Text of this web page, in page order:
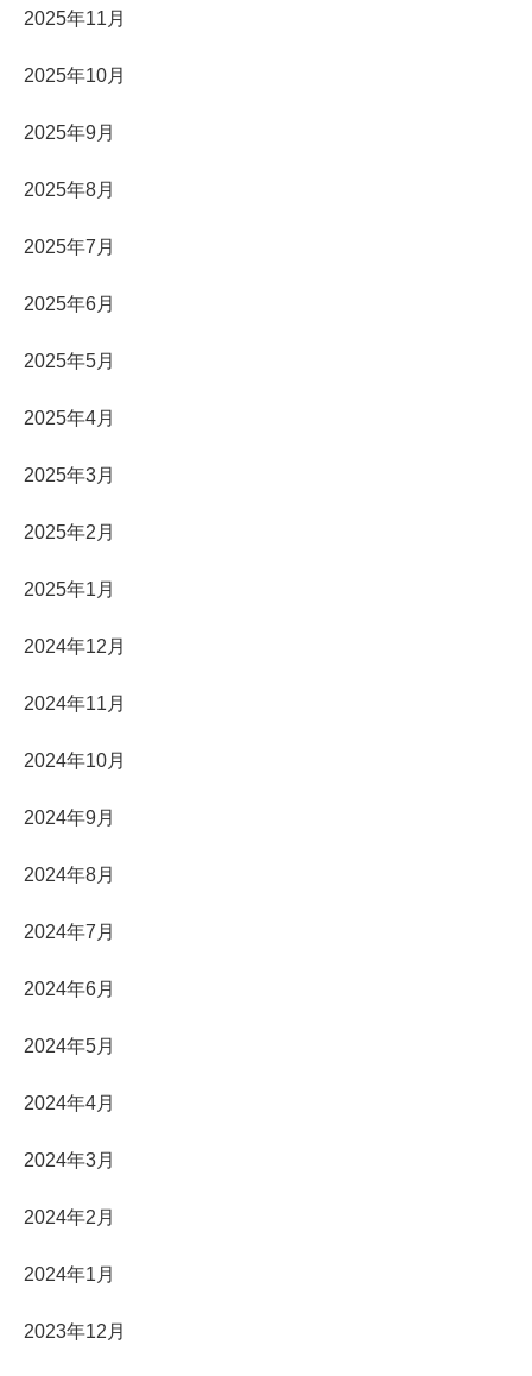
2025年11月
2025年10月
2025年9月
2025年8月
2025年7月
2025年6月
2025年5月
2025年4月
2025年3月
2025年2月
2025年1月
2024年12月
2024年11月
2024年10月
2024年9月
2024年8月
2024年7月
2024年6月
2024年5月
2024年4月
2024年3月
2024年2月
2024年1月
2023年12月